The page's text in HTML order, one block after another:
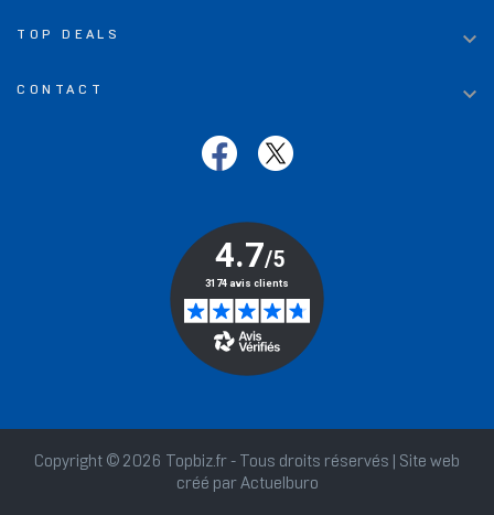
TOP DEALS 
CONTACT 
Copyright © 2026 Topbiz.fr - Tous droits réservés | Site web
créé par Actuelburo